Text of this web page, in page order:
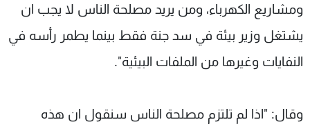
ومشاريع الكهرباء، ومن يريد مصلحة الناس لا يجب ان
يشتغل وزير بيئة في سد جنة فقط بينما يطمر رأسه في
النفايات وغيرها من الملفات البيئية".
وقال: "اذا لم تلتزم مصلحة الناس سنقول ان هذه